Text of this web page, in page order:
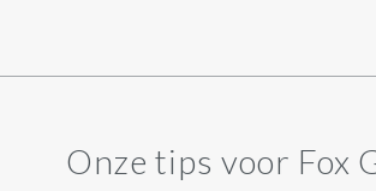
Onze tips voor Fox